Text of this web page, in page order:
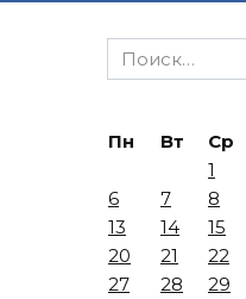
Search
for:
Пн Вт Ср
1
6
7 8
13
14 15
20
21 22
27
28 29